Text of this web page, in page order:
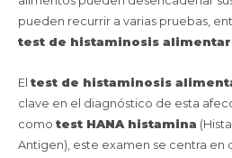
pueden recurrir a varias pruebas,
test de histaminosis
El test de histaminosis
clave en el diagnóstico de esta
como test HANA histamina
Antigen), este examen se centra en